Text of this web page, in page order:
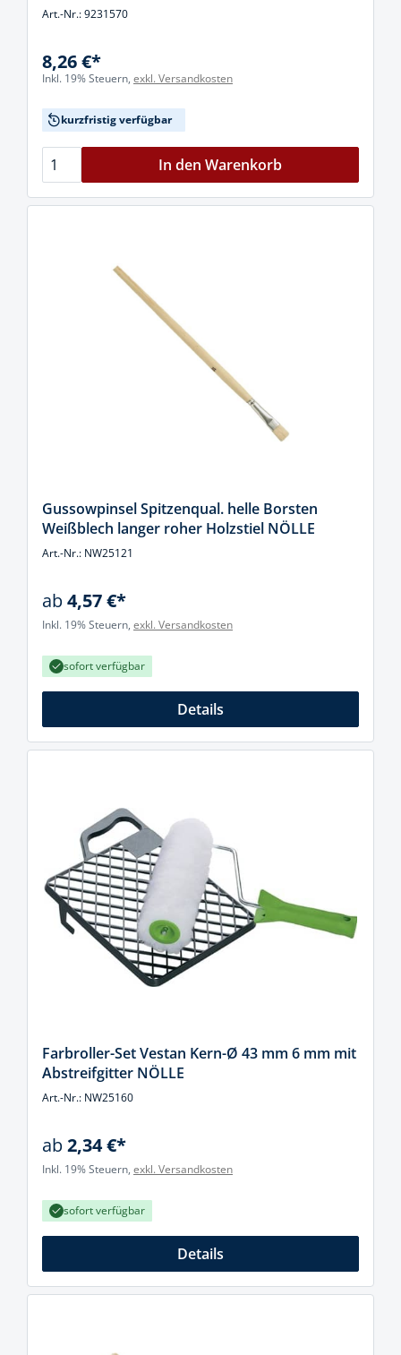
Art.-Nr.: 9231570
8,26 €*
Inkl. 19% Steuern, exkl. Versandkosten
kurzfristig verfügbar
In den Warenkorb
Gussowpinsel Spitzenqual. helle Borsten
Weißblech langer roher Holzstiel NÖLLE
Art.-Nr.: NW25121
ab4,57 €*
Inkl. 19% Steuern, exkl. Versandkosten
sofort verfügbar
Details
Farbroller-Set Vestan Kern-Ø 43 mm 6 mm mit
Abstreifgitter NÖLLE
Art.-Nr.: NW25160
ab2,34 €*
Inkl. 19% Steuern, exkl. Versandkosten
sofort verfügbar
Details